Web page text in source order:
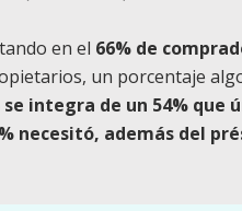
en el 66% de
un porcentaje
se integra de un 54%
necesitó, además del